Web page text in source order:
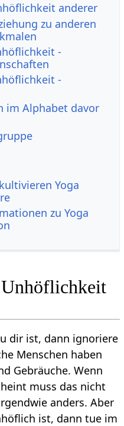
anderer
zu anderen
-
-
im Alphabet davor
Yoga
zu Yoga
dir ist, dann ignoriere
Menschen haben
Gebräuche. Wenn
muss das nicht
anders. Aber
ist, dann tue im